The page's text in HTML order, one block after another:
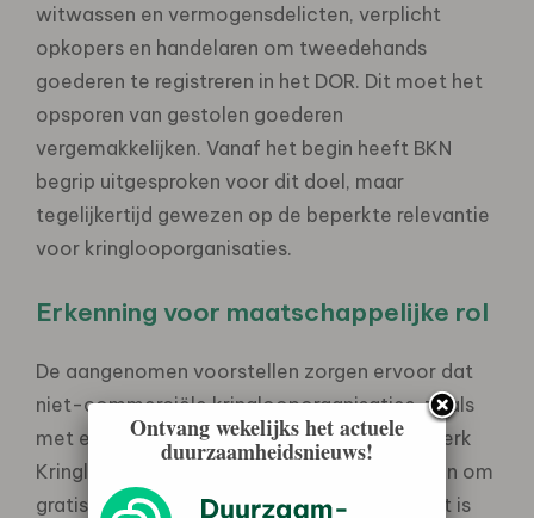
witwassen en vermogensdelicten, verplicht
opkopers en handelaren om tweedehands
goederen te registreren in het DOR. Dit moet het
opsporen van gestolen goederen
vergemakkelijken. Vanaf het begin heeft BKN
begrip uitgesproken voor dit doel, maar
tegelijkertijd gewezen op de beperkte relevantie
voor kringlooporganisaties.
Erkenning voor maatschappelijke rol
De aangenomen voorstellen zorgen ervoor dat
niet-commerciële kringlooporganisaties, zoals
met een ANBI- of SBBI-status of het Keurmerk
Kringloop Nederland, niet langer verplicht zijn om
gratis verkregen goederen te registreren. “Dit is
Ontvang wekelijks het actuele
duurzaamheidsnieuws!